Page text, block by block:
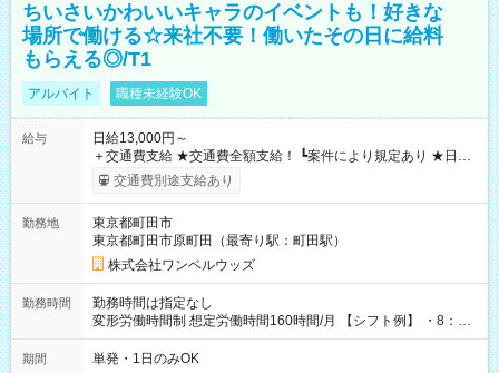
ちいさいかわいいキャラのイベントも！好きな
場所で働ける☆来社不要！働いたその日に給料
もらえる◎/T1
アルバイト 職種未経験OK
給与
日給13,000円～
＋交通費支給 ★交通費全額支給！ ┗案件により規定あり ★日払
いOK！（規定あり） ┗働いたその日に現金GET♪ お仕事後はコ
ンビニATMから 日払い分を引き落とせます！ 【試用期間】試
交通費別途支給あり
勤務地
東京都町田市
東京都町田市原町田（最寄り駅：町田駅）
株式会社ワンベルウッズ
勤務時間
勤務時間は指定なし
変形労働時間制 想定労働時間160時間/月 【シフト例】 ・8：00
～21：00
期間 単発・1日のみOK